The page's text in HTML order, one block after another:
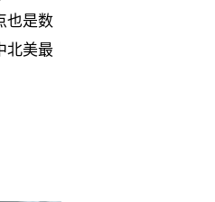
也是数
北美最